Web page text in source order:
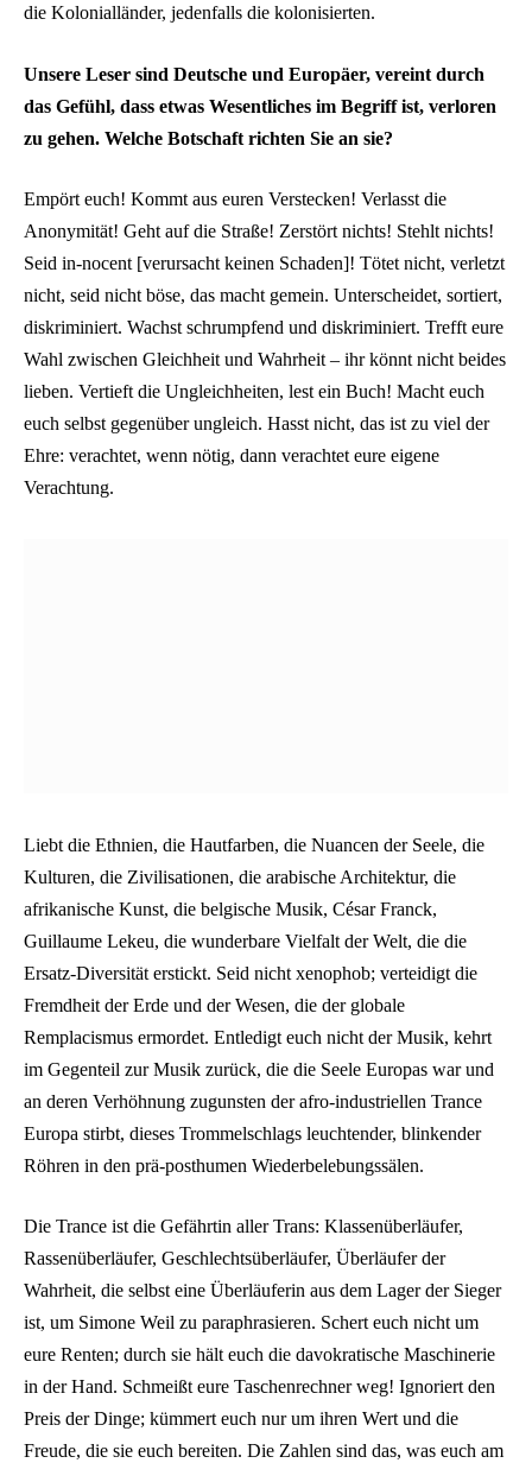
die Kolonialländer, jedenfalls die kolonisierten.
Unsere Leser sind Deutsche und Europäer, vereint durch
das Gefühl, dass etwas Wesentliches im Begriff ist, verloren
zu gehen. Welche Botschaft richten Sie an sie?
Empört euch! Kommt aus euren Verstecken! Verlasst die
Anonymität! Geht auf die Straße! Zerstört nichts! Stehlt nichts!
Seid in-nocent [verursacht keinen Schaden]! Tötet nicht, verletzt
nicht, seid nicht böse, das macht gemein. Unterscheidet, sortiert,
diskriminiert. Wachst schrumpfend und diskriminiert. Trefft eure
Wahl zwischen Gleichheit und Wahrheit – ihr könnt nicht beides
lieben. Vertieft die Ungleichheiten, lest ein Buch! Macht euch
euch selbst gegenüber ungleich. Hasst nicht, das ist zu viel der
Ehre: verachtet, wenn nötig, dann verachtet eure eigene
Verachtung.
Liebt die Ethnien, die Hautfarben, die Nuancen der Seele, die
Kulturen, die Zivilisationen, die arabische Architektur, die
afrikanische Kunst, die belgische Musik, César Franck,
Guillaume Lekeu, die wunderbare Vielfalt der Welt, die die
Ersatz-Diversität erstickt. Seid nicht xenophob; verteidigt die
Fremdheit der Erde und der Wesen, die der globale
Remplacismus ermordet. Entledigt euch nicht der Musik, kehrt
im Gegenteil zur Musik zurück, die die Seele Europas war und
an deren Verhöhnung zugunsten der afro-industriellen Trance
Europa stirbt, dieses Trommelschlags leuchtender, blinkender
Röhren in den prä-posthumen Wiederbelebungssälen.
Die Trance ist die Gefährtin aller Trans: Klassenüberläufer,
Rassenüberläufer, Geschlechtsüberläufer, Überläufer der
Wahrheit, die selbst eine Überläuferin aus dem Lager der Sieger
ist, um Simone Weil zu paraphrasieren. Schert euch nicht um
eure Renten; durch sie hält euch die davokratische Maschinerie
in der Hand. Schmeißt eure Taschenrechner weg! Ignoriert den
Preis der Dinge; kümmert euch nur um ihren Wert und die
Freude, die sie euch bereiten. Die Zahlen sind das, was euch am